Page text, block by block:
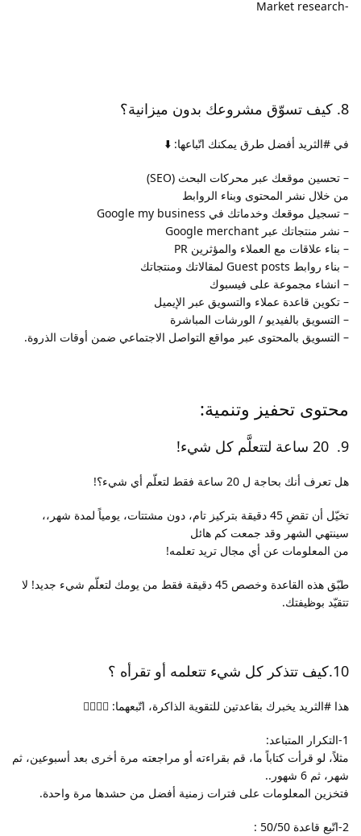
-Market research
8. كيف تسوّق مشروعك بدون ميزانية؟
في #الثريد أفضل طرق يمكنك اتّباعها: ⬇️
– تحسين موقعك عبر محركات البحث (SEO)
من خلال نشر المحتوى وبناء الروابط
– تسجيل موقعك وخدماتك في Google my business
– نشر منتجاتك عبر Google merchant
– بناء علاقات مع العملاء والمؤثرين PR
– بناء روابط Guest posts لمقالاتك ومنتجاتك
– انشاء مجموعة على فيسبوك
– تكوين قاعدة عملاء والتسويق عبر الإيميل
– التسويق بالفيديو / الورشات المباشرة
– التسويق بالمحتوى عبر مواقع التواصل الاجتماعي ضمن أوقات الذروة.
محتوى تحفيز وتنمية:
9. 20 ساعة لتتعلَّم كل شيء!
هل تعرف أنك بحاجة ل 20 ساعة فقط لتعلّم أي شيء؟!
تخيّل أن تقضِ 45 دقيقة بتركيز تام، دون مشتتات، يومياً لمدة شهر،،
سينتهي الشهر وقد جمعت كم هائل
من المعلومات عن أي مجال تريد تعلمه!
طبّق هذه القاعدة وخصص 45 دقيقة فقط من يومك لتعلّم شيء جديد! لا
تتقيّد بوظيفتك.
10.كيف تتذكر كل شيء تتعلمه أو تقرأه ؟
هذا #الثريد يخبرك بقاعدتين للتقوية الذاكرة، اتّبعهما: 👇🏻👇🏻
1-التكرار المتباعد:
مثلاً، لو قرأت كتاباً ما، قم بقراءته أو مراجعته مرة أخرى بعد أسبوعين، ثم
شهر، ثم 6 شهور..
فتخزين المعلومات على فترات زمنية أفضل من حشدها مرة واحدة.
2-اتّبع قاعدة 50/50 :